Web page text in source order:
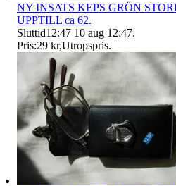
NY INSATS KEPS GRÖN
UPPTILL ca 62.
Sluttid12:47 10 aug 12:47.
Pris:29 kr,Utropspris.